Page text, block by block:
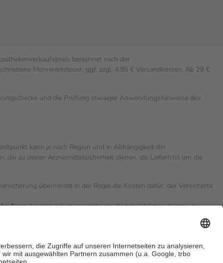
berechnet nach der
Mehrwertsteuer, ggf. zzgl. 4,95 € Versandkosten. Ab 29 €
und die Prüfung etwaiger Anwendungshinweise des
kann je nach Region und in Abhängigkeit der
die zu deiner Arzneimittelsicherheit dienen, die Lieferfrist um die
übernimmt in der Regel die Kosten dafür, der Versicherte
Euro.Es sind jedoch nie mehr als die tatsächlichen Kosten der
Zuzahlungenan bei: